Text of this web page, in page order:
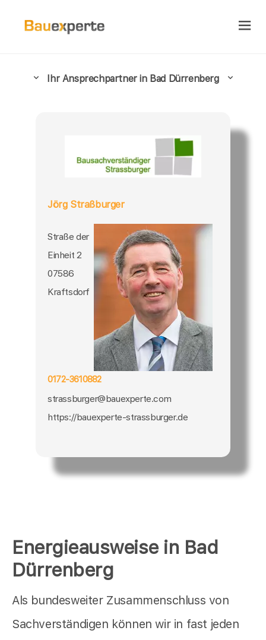
Energieausweise in Bad
Dürrenberg
Als bundesweiter Zusammenschluss von
Sachverständigen können wir in fast jeden
Ihr Ansprechpartner in Bad Dürrenberg
Jörg Straßburger
Straße der
Einheit 2
07586
Kraftsdorf
0172-3610882
strassburger@bauexperte.com
https://bauexperte-strassburger.de